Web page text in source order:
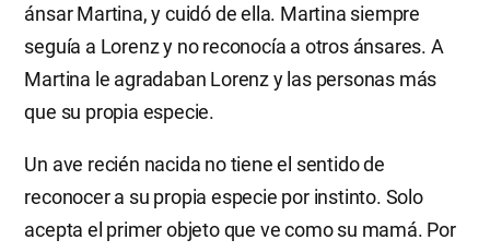
ánsar Martina, y cuidó de ella. Martina siempre
seguía a Lorenz y no reconocía a otros ánsares. A
Martina le agradaban Lorenz y las personas más
que su propia especie.
Un ave recién nacida no tiene el sentido de
reconocer a su propia especie por instinto. Solo
acepta el primer objeto que ve como su mamá. Por